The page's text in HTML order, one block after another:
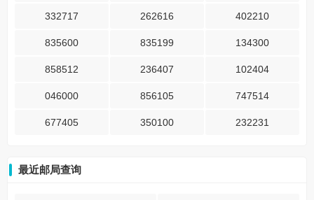
332717 262616 402210
835600 835199 134300
858512 236407 102404
046000 856105 747514
677405 350100 232231
最近邮局查询